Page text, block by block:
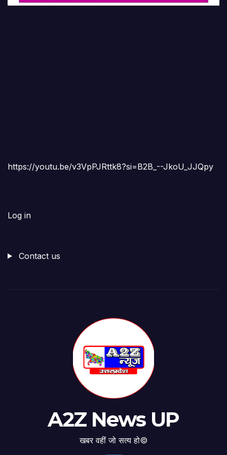
https://youtu.be/v3VpPJRttk8?si=B2B_--JkoU_JJQpy
Log in
Contact us
A2Z News UP
खबर वहीं जो सत्य हो©